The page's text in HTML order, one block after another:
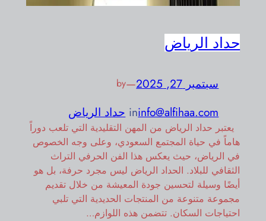
حداد الرياض
سبتمبر 27, 2025 —
by
info@alfihaa.com
in حداد الرياض
يعتبر حداد الرياض من المهن التقليدية التي تلعب دوراً
هاماً في حياة المجتمع السعودي، وعلى وجه الخصوص
في الرياض، حيث يعكس هذا الفن الحرفي التراث
الثقافي للبلاد. الحداد الرياض ليس مجرد حرفة، بل هو
أيضًا وسيلة لتحسين جودة المعيشة من خلال تقديم
مجموعة متنوعة من المنتجات الحديدية التي تلبي
احتياجات السكان. تتضمن هذه اللوازم…